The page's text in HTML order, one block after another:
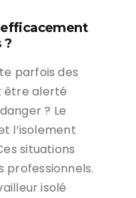
?
parfois des
être alerté
? Le
l’isolement
situations
professionnels.
isolé